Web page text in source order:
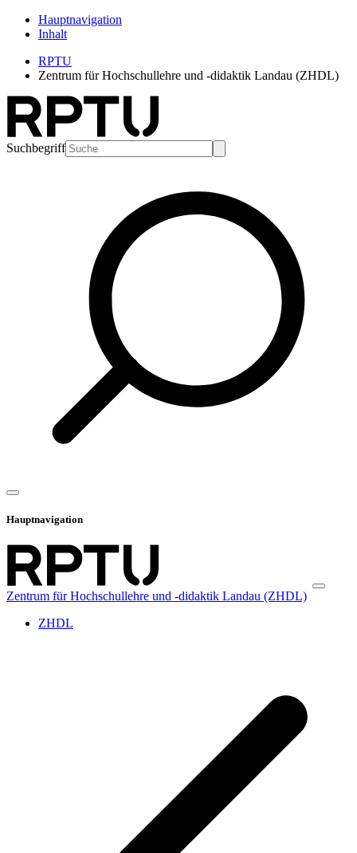
Hauptnavigation
Inhalt
RPTU
Zentrum für Hochschullehre und -didaktik Landau (ZHDL)
Suchbegriff
Hauptnavigation
Zentrum für Hochschullehre und -didaktik Landau (ZHDL)
ZHDL